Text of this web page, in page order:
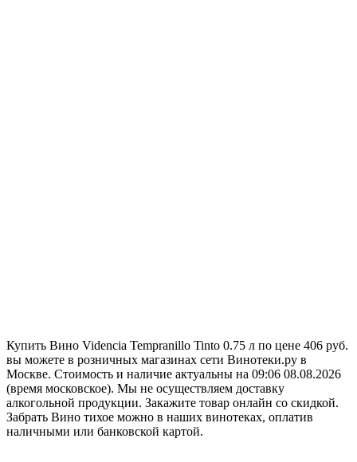
Купить Вино Videncia Tempranillo Tinto 0.75 л по цене 406 руб.
вы можете в розничных магазинах сети Винотеки.ру в
Москве. Стоимость и наличие актуальны на 09:06 08.08.2026
(время московское). Мы не осуществляем доставку
алкогольной продукции. Закажите товар онлайн со скидкой.
Забрать Вино тихое можно в наших винотеках, оплатив
наличными или банковской картой.